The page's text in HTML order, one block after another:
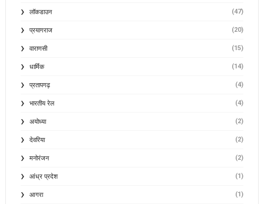
लॉकडाउन (47)
प्रयागराज (20)
वाराणसी (15)
धार्मिक (14)
प्रतापगढ़ (4)
भारतीय रेल (4)
अयोध्या (2)
देवरिया (2)
मनोरंजन (2)
आंध्र प्रदेश (1)
आगरा (1)